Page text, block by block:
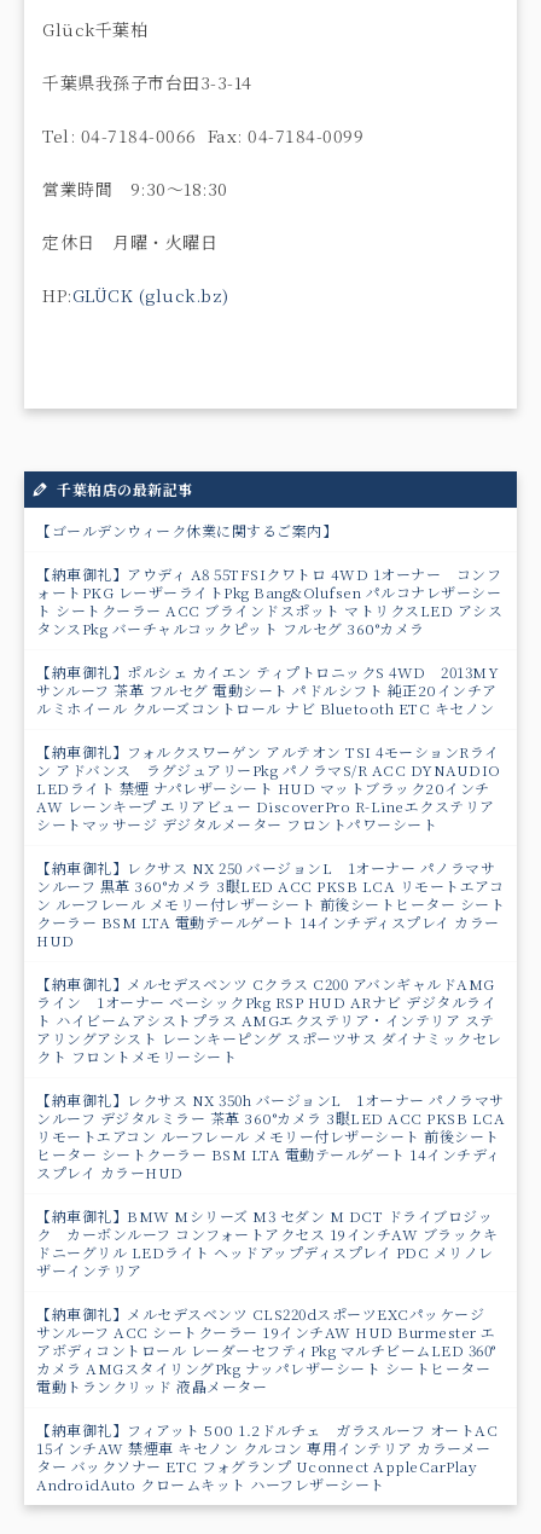
Glück千葉柏
千葉県我孫子市台田3-3-14
Tel: 04-7184-0066 Fax: 04-7184-0099
営業時間 9:30〜18:30
定休日 月曜・火曜日
HP:GLÜCK (gluck.bz)
千葉柏店の最新記事
【ゴールデンウィーク休業に関するご案内】
【納車御礼】アウディ A8 55TFSIクワトロ 4WD 1オーナー コンフ
ォートPKG レーザーライトPkg Bang&Olufsen パルコナレザーシー
ト シートクーラー ACC ブラインドスポット マトリクスLED アシス
タンスPkg バーチャルコックピット フルセグ 360°カメラ
【納車御礼】ポルシェ カイエン ティプトロニックS 4WD 2013MY
サンルーフ 茶革 フルセグ 電動シート パドルシフト 純正20インチア
ルミホイール クルーズコントロール ナビ Bluetooth ETC キセノン
【納車御礼】フォルクスワーゲン アルテオン TSI 4モーションRライ
ン アドバンス ラグジュアリーPkg パノラマS/R ACC DYNAUDIO
LEDライト 禁煙 ナパレザーシート HUD マットブラック20インチ
AW レーンキープ エリアビュー DiscoverPro R-Lineエクステリア
シートマッサージ デジタルメーター フロントパワーシート
【納車御礼】レクサス NX 250 バージョンL 1オーナー パノラマサ
ンルーフ 黒革 360°カメラ 3眼LED ACC PKSB LCA リモートエアコ
ン ルーフレール メモリー付レザーシート 前後シートヒーター シート
クーラー BSM LTA 電動テールゲート 14インチディスプレイ カラー
HUD
【納車御礼】メルセデスベンツ Cクラス C200 アバンギャルドAMG
ライン 1オーナー ベーシックPkg RSP HUD ARナビ デジタルライ
ト ハイビームアシストプラス AMGエクステリア・インテリア ステ
アリングアシスト レーンキーピング スポーツサス ダイナミックセレ
クト フロントメモリーシート
【納車御礼】レクサス NX 350h バージョンL 1オーナー パノラマサ
ンルーフ デジタルミラー 茶革 360°カメラ 3眼LED ACC PKSB LCA
リモートエアコン ルーフレール メモリー付レザーシート 前後シート
ヒーター シートクーラー BSM LTA 電動テールゲート 14インチディ
スプレイ カラーHUD
【納車御礼】BMW Mシリーズ M3 セダン M DCT ドライブロジッ
ク カーボンルーフ コンフォートアクセス 19インチAW ブラックキ
ドニーグリル LEDライト ヘッドアップディスプレイ PDC メリノレ
ザーインテリア
【納車御礼】メルセデスベンツ CLS220dスポーツEXCパッケージ
サンルーフ ACC シートクーラー 19インチAW HUD Burmester エ
アボディコントロール レーダーセフティPkg マルチビームLED 360°
カメラ AMGスタイリングPkg ナッパレザーシート シートヒーター
電動トランクリッド 液晶メーター
【納車御礼】フィアット 500 1.2ドルチェ ガラスルーフ オートAC
15インチAW 禁煙車 キセノン クルコン 専用インテリア カラーメー
ター バックソナー ETC フォグランプ Uconnect AppleCarPlay
AndroidAuto クロームキット ハーフレザーシート